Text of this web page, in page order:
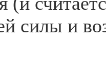
силы и